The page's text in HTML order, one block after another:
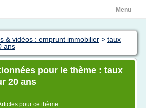
Menu
& vidéos : emprunt immobilier > taux
ans
pour le thème : taux
20 ans
pour ce thème